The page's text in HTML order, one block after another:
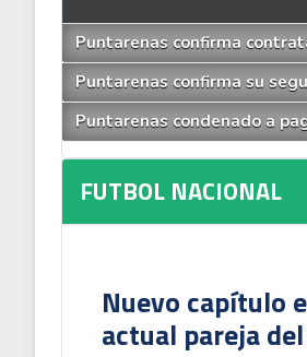
Puntarenas confirma
Puntarenas confirma su
Puntarenas condenado a
FUTBOL NACIONAL
Nuevo capítulo
actual pareja